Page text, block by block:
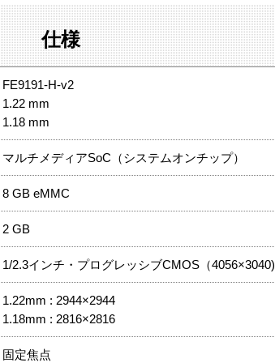
仕様
FE9191-H-v2
1.22 mm
1.18 mm
マルチメディアSoC（システムオンチップ）
8 GB eMMC
2 GB
1/2.3インチ・プログレッシブCMOS（4056×3040)
1.22mm : 2944×2944
1.18mm : 2816×2816
固定焦点